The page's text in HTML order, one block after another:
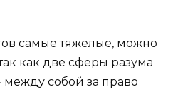
самые тяжелые, можно
как две сферы разума
между собой за право